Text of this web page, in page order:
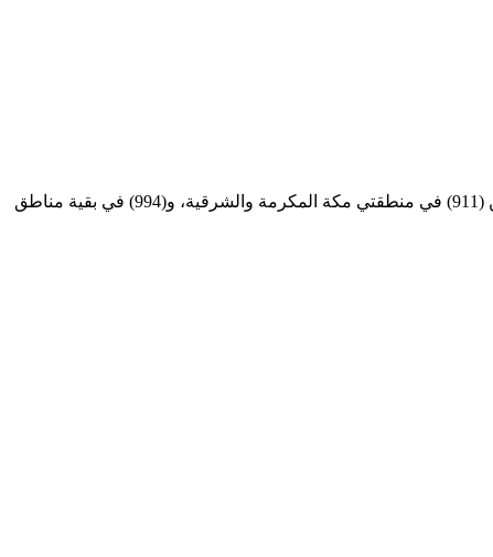
وأهابت المديرية العامة لحرس الحدود بالالتزام بإرشادات السلامة البحرية، والتأكد من سلامة الوسائط البحرية قبل الإبحار، والاتصال بالرقمين (911) في منطقتي مكة المكرمة والشرقية، و(994) في بقية مناطق